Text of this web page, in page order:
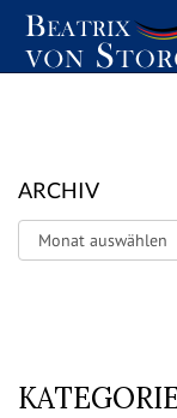
ARCHIV
Archiv